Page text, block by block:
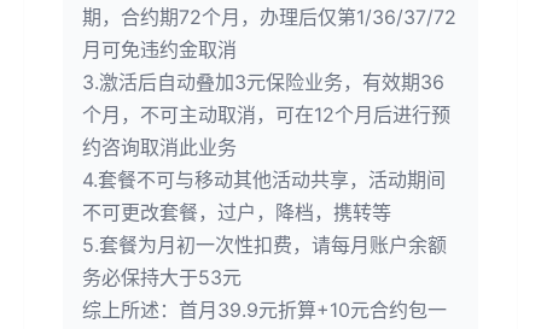
期，合约期72个月，办理后仅第1/36/37/72
月可免违约金取消
3.激活后自动叠加3元保险业务，有效期36
个月，不可主动取消，可在12个月后进行预
约咨询取消此业务
4.套餐不可与移动其他活动共享，活动期间
不可更改套餐，过户，降档，携转等
5.套餐为月初一次性扣费，请每月账户余额
务必保持大于53元
综上所述：首月39.9元折算+10元合约包一